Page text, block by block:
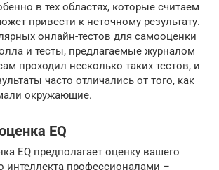
в тех областях, которые считаем
привести к неточному результату.
онлайн-тестов для самооценки
и тесты, предлагаемые журналом
проходил несколько таких тестов, и
часто отличались от того, как
окружающие.
EQ
EQ предполагает оценку вашего
интеллекта профессионалами –